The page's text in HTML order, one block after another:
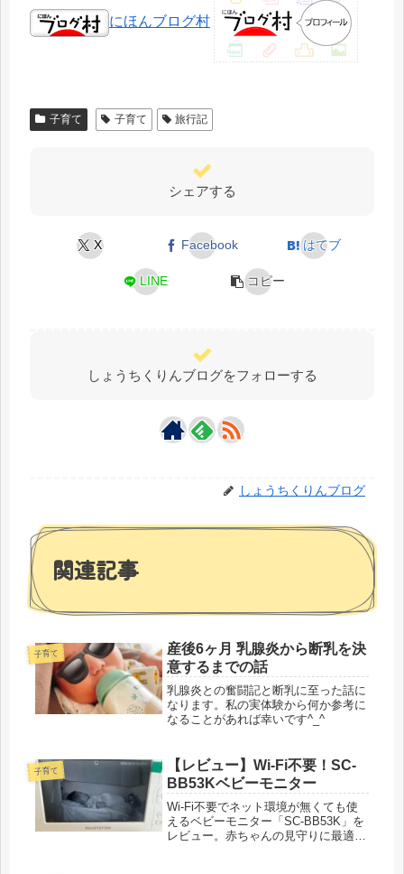
にほんブログ村
子育て 子育て 旅行記
シェアする
X Facebook はてブ
LINE コピー
しょうちくりんブログをフォローする
しょうちくりんブログ
関連記事
子育て
産後6ヶ月 乳腺炎から断乳を決
意するまでの話
乳腺炎との奮闘記と断乳に至った話に
なります。私の実体験から何か参考に
なることがあれば幸いです^_^
子育て
【レビュー】Wi-Fi不要！SC-
BB53Kベビーモニター
Wi-Fi不要でネット環境が無くても使
えるベビーモニター「SC-BB53K」を
レビュー。赤ちゃんの見守りに最適な